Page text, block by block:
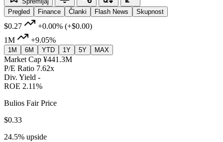
Pregled
Finance Članki Flash News Skupnost
$0.27 +0.00% (+$0.00)
1M
+9.05%
1M 6M YTD 1Y 5Y MAX
Market Cap ¥441.3M
P/E Ratio 7.62x
Div. Yield -
ROE 2.11%
Bulios Fair Price
$0.33
24.5% upside